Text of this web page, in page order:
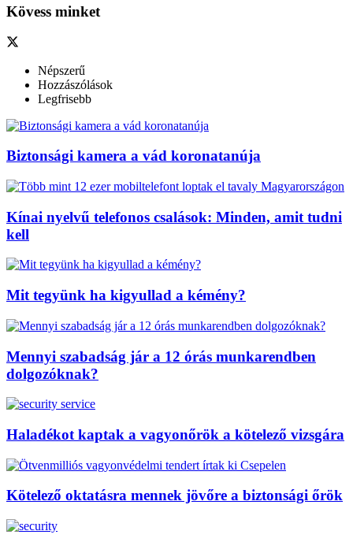
Kövess minket
Népszerű
Hozzászólások
Legfrisebb
Biztonsági kamera a vád koronatanúja
Kínai nyelvű telefonos csalások: Minden, amit tudni
kell
Mit tegyünk ha kigyullad a kémény?
Mennyi szabadság jár a 12 órás munkarendben
dolgozóknak?
Haladékot kaptak a vagyonőrök a kötelező vizsgára
Kötelező oktatásra mennek jövőre a biztonsági őrök